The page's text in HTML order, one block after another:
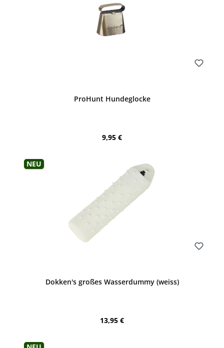
ProHunt Hundeglocke
Regulärer Preis:
9,95 €
Neu
Dokken's großes Wasserdummy (weiss)
Regulärer Preis:
13,95 €